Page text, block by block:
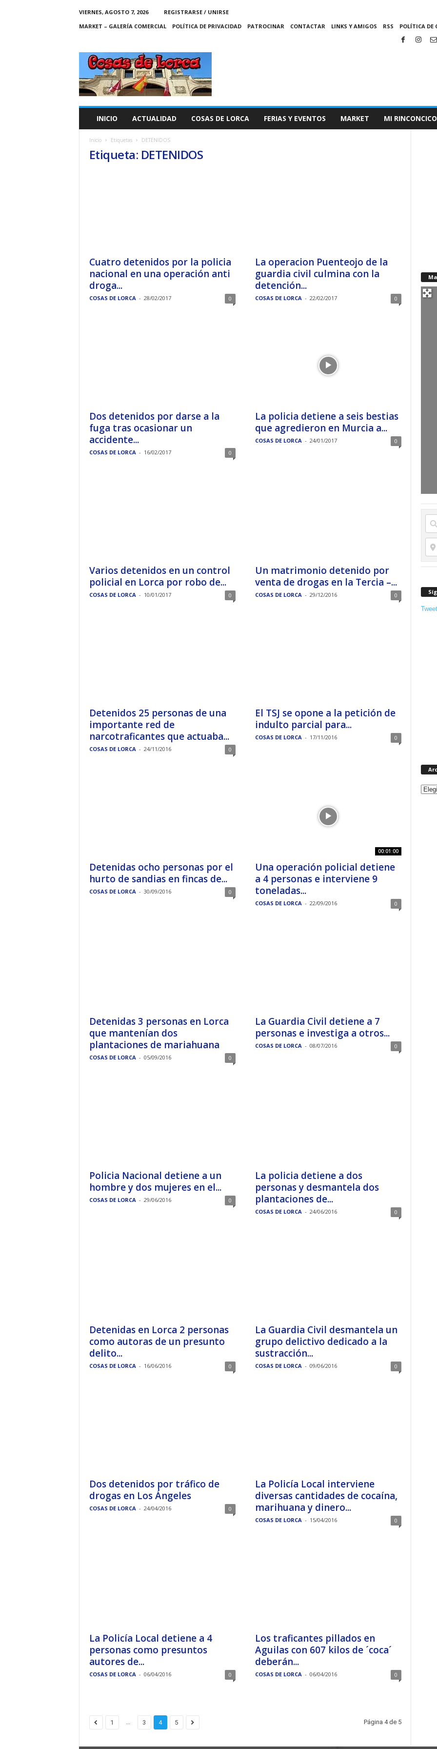
VIERNES, AGOSTO 7, 2026
REGISTRARSE / UNIRSE
MARKET – GALERÍA COMERCIAL
POLÍTICA DE PRIVACIDAD PATROCINAR CONTACTAR LINKS Y AMIGOS RSS POLÍTICA DE
C
A
S
INICIO ACTUALIDAD COSAS DE LORCA FERIAS Y EVENTOS MARKET MI RINCONCICO
Inicio Etiquetas DETENIDOS
Etiqueta: DETENIDOS
Cuatro detenidos por la policia
nacional en una operación anti
droga...
COSAS DE LORCA - 28/02/2017 0
La operacion Puenteojo de la
guardia civil culmina con la
detención...
COSAS DE LORCA - 22/02/2017 0
Dos detenidos por darse a la
fuga tras ocasionar un
accidente...
COSAS DE LORCA - 16/02/2017 0
La policia detiene a seis bestias
que agredieron en Murcia a...
COSAS DE LORCA - 24/01/2017 0
Varios detenidos en un control
policial en Lorca por robo de...
COSAS DE LORCA - 10/01/2017 0
Un matrimonio detenido por
venta de drogas en la Tercia –...
COSAS DE LORCA - 29/12/2016 0
Detenidos 25 personas de una
importante red de
narcotraficantes que actuaba...
COSAS DE LORCA - 24/11/2016 0
El TSJ se opone a la petición de
indulto parcial para...
COSAS DE LORCA - 17/11/2016 0
Detenidas ocho personas por el
hurto de sandias en fincas de...
COSAS DE LORCA - 30/09/2016 0
00:01:00
Una operación policial detiene
a 4 personas e interviene 9
toneladas...
COSAS DE LORCA - 22/09/2016 0
Detenidas 3 personas en Lorca
que mantenían dos
plantaciones de mariahuana
COSAS DE LORCA - 05/09/2016 0
La Guardia Civil detiene a 7
personas e investiga a otros...
COSAS DE LORCA - 08/07/2016 0
Policia Nacional detiene a un
hombre y dos mujeres en el...
COSAS DE LORCA - 29/06/2016 0
La policia detiene a dos
personas y desmantela dos
plantaciones de...
COSAS DE LORCA - 24/06/2016 0
Detenidas en Lorca 2 personas
como autoras de un presunto
delito...
COSAS DE LORCA - 16/06/2016 0
La Guardia Civil desmantela un
grupo delictivo dedicado a la
sustracción...
COSAS DE LORCA - 09/06/2016 0
Dos detenidos por tráfico de
drogas en Los Ángeles
COSAS DE LORCA - 24/04/2016 0
La Policía Local interviene
diversas cantidades de cocaína,
marihuana y dinero...
COSAS DE LORCA - 15/04/2016 0
La Policía Local detiene a 4
personas como presuntos
autores de...
COSAS DE LORCA - 06/04/2016 0
Los traficantes pillados en
Aguilas con 607 kilos de ´coca´
deberán...
COSAS DE LORCA - 06/04/2016 0
1 ... 3 4 5 Página 4 de 5